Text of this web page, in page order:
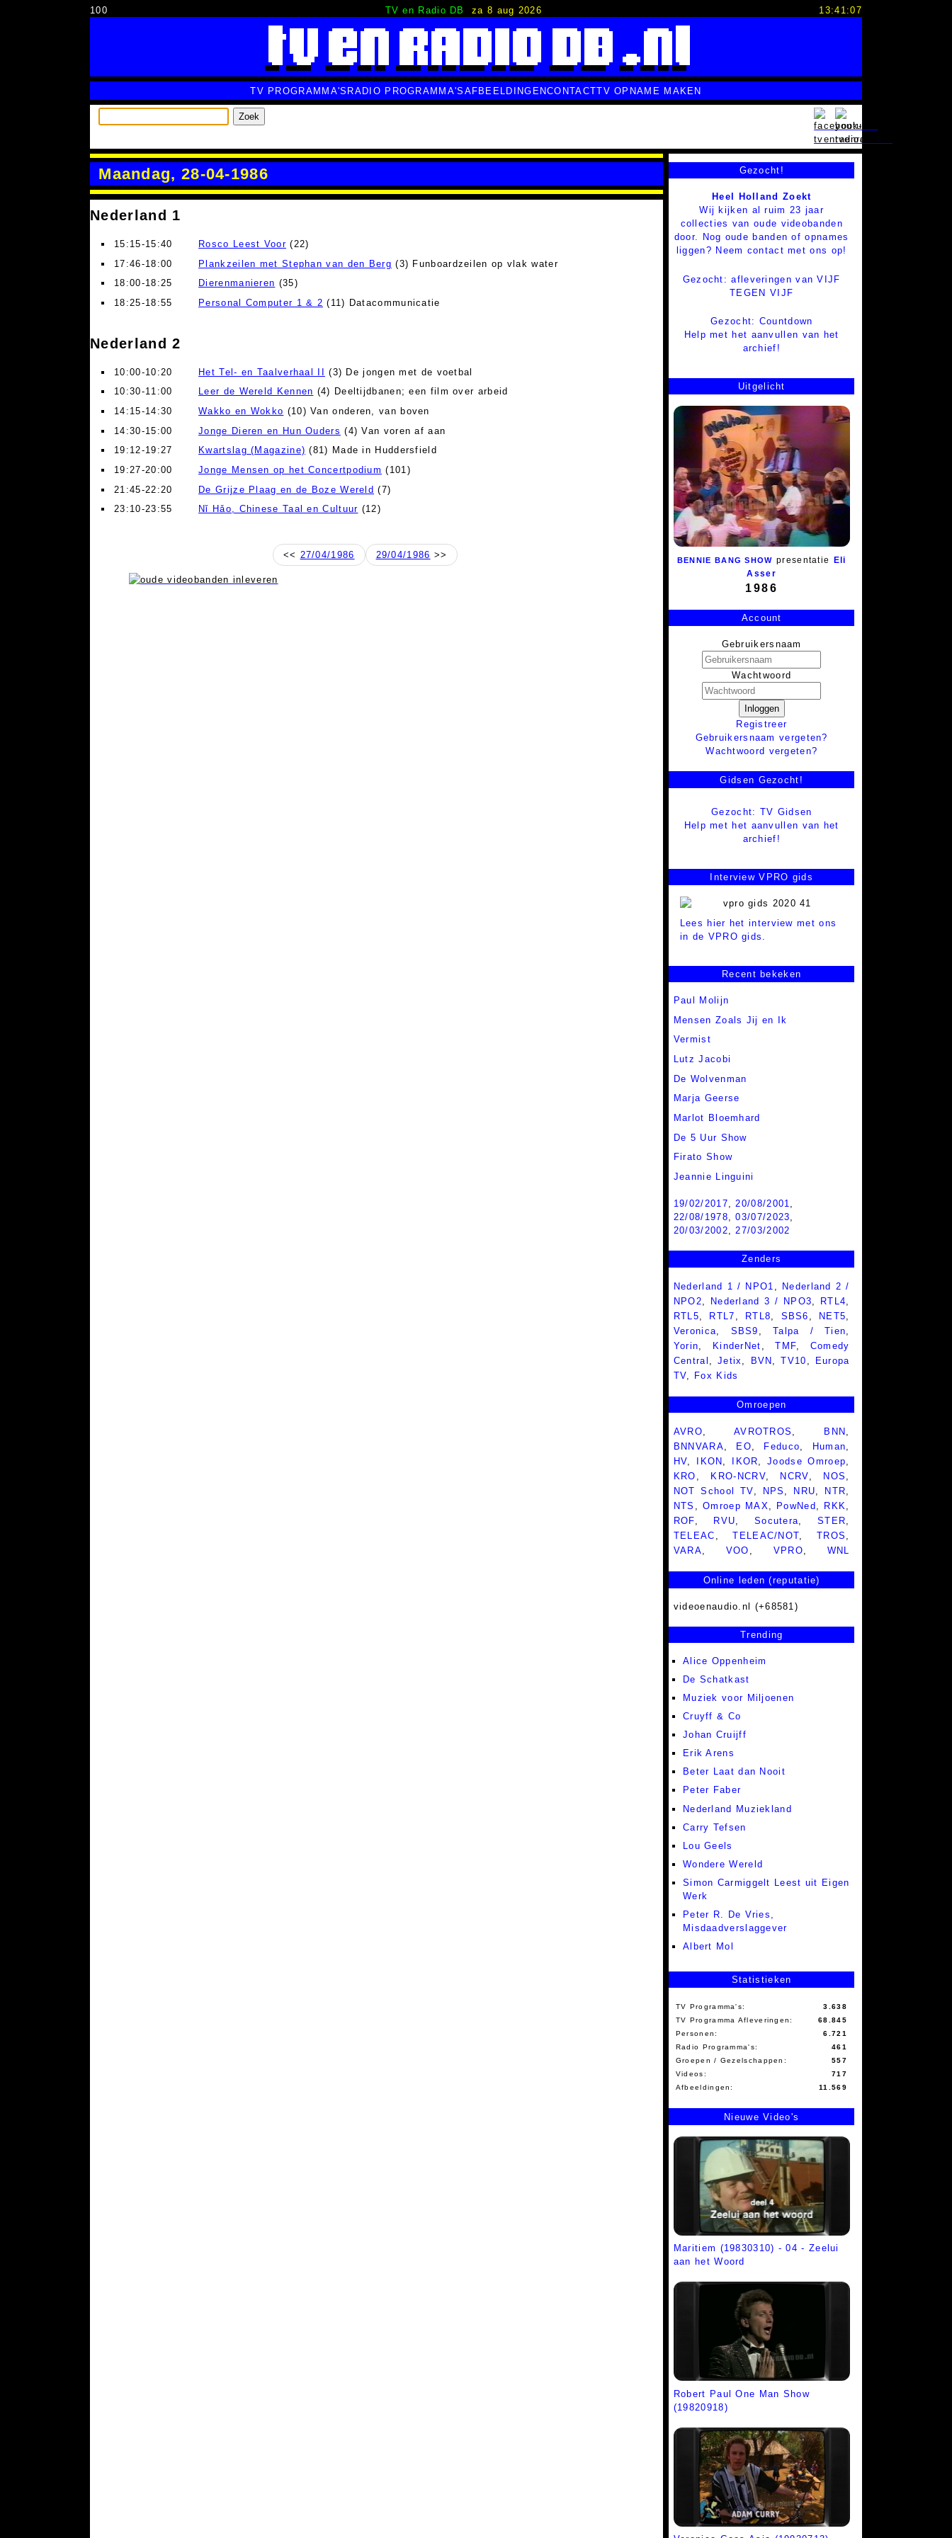
100 TV en Radio DB za 8 aug 2026 13:41:08
TV PROGRAMMA'S RADIO PROGRAMMA'S AFBEELDINGENCONTACTTV OPNAME MAKEN
Zoek
Maandag, 28-04-1986
Nederland 1
15:15-15:40 Rosco Leest Voor(22)
17:46-18:00
Plankzeilen met Stephan van den Berg (3) Funboardzeilen op vlak water
18:00-18:25
Dierenmanieren (35)
18:25-18:55
Personal Computer 1 & 2 (11) Datacommunicatie
Nederland 2
10:00-10:20 Het Tel- en Taalverhaal II
(3) De jongen met de voetbal
10:30-11:00
Leer de Wereld Kennen (4) Deeltijdbanen; een film over arbeid
14:15-14:30
Wakko en Wokko (10) Van onderen, van boven
14:30-15:00
Jonge Dieren en Hun Ouders (4) Van voren af aan
19:12-19:27
Kwartslag (Magazine) (81) Made in Huddersfield
19:27-20:00
Jonge Mensen op het Concertpodium (101)
21:45-22:20
De Grijze Plaag en de Boze Wereld (7)
23:10-23:55
Nǐ Hǎo, Chinese Taal en Cultuur (12)
<< 27/04/1986 29/04/1986 >>
Gezocht!
Heel Holland Zoekt
Wij kijken al ruim 23 jaar
collecties van oude videobanden
door. Nog oude banden of opnames
liggen? Neem contact met ons op!
Gezocht: afleveringen van VIJF
TEGEN VIJF
Gezocht: Countdown
Help met het aanvullen van het
archief!
Uitgelicht
BENNIE BANG SHOW presentatie
Eli
Asser
1986
Account
Gebruikersnaam
Wachtwoord
Inloggen
Registreer
Gebruikersnaam vergeten?
Wachtwoord vergeten?
Gidsen Gezocht!
Gezocht: TV Gidsen
Help met het aanvullen van het
archief!
Interview VPRO gids
Lees hier het interview met ons
in de VPRO gids.
Recent bekeken
Paul Molijn
Mensen Zoals Jij en Ik
Vermist
Lutz Jacobi
De Wolvenman
Marja Geerse
Marlot Bloemhard
De 5 Uur Show
Firato Show
Jeannie Linguini
19/02/2017,20/08/2001,
22/08/1978,03/07/2023,
20/03/2002,27/03/2002
Zenders
Nederland 1 / NPO1
Nederland 2 /
NPO2
Nederland 3 / NPO3 RTL4
RTL5
RTL7 RTL8 SBS6 NET5
Veronica
SBS9 ,Talpa / Tien
Yorin
KinderNet ,TMF
Comedy
Central
Jetix BVN ,TV10
Europa
TV
Fox Kids
Omroepen
AVRO, AVROTROS , BNN ,
BNNVARA, EO, Feduco, Human,
HV, IKON , IKOR,Joodse Omroep,
KRO , KRO-NCRV, NCRV, NOS ,
NOT School TV, NPS , NRU, NTR,
NTS ,Omroep MAX, PowNed , RKK,
ROF, RVU, Socutera,STER,
TELEAC ,TELEAC/NOT,TROS ,
VARA, VOO , VPRO, WNL
Online leden (reputatie)
videoenaudio.nl (+68581)
Trending
Alice Oppenheim
De Schatkast
Muziek voor Miljoenen
Cruyff & Co
Johan Cruijff
Erik Arens
Beter Laat dan Nooit
Peter Faber
Nederland Muziekland
Carry Tefsen
Lou Geels
Wondere Wereld
Simon Carmiggelt Leest uit Eigen
Werk
Peter R. De Vries,
Misdaadverslaggever
Albert Mol
Statistieken
TV Programma's:
3.638
TV Programma Afleveringen:
68.845
Personen:
6.721
Radio Programma's:
461
Groepen / Gezelschappen:
557
Videos:
717
Afbeeldingen:
11.569
Nieuwe Video's
Maritiem (19830310) - 04 - Zeelui
aan het Woord
Robert Paul One Man Show
(19820918)